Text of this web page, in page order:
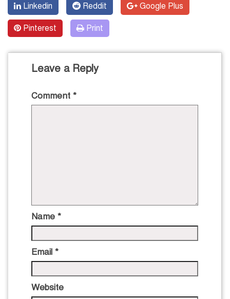
Linkedin Reddit Google Plus
Pinterest Print
Leave a Reply
Comment *
Name *
Email *
Website